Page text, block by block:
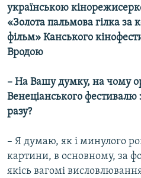
Усі сайти RFE/RL
українською
«Золота пальмова гілка
фільм» Канського
Вродою
– На Вашу думку, на чому
Венеціанського фестивалю
разу?
– Я думаю, як і минулого
картини, в основному, за
якісь вагомі